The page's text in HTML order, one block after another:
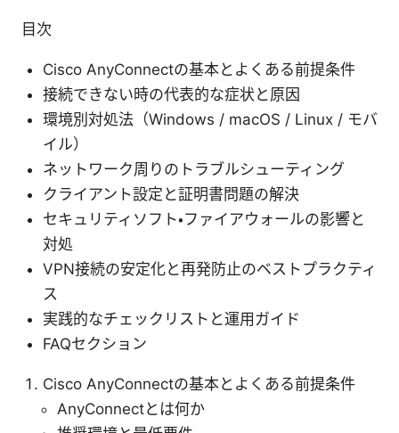
目次
Cisco AnyConnectの基本とよくある前提条件
接続できない時の代表的な症状と原因
環境別対処法（Windows / macOS / Linux / モバ
イル）
ネットワーク周りのトラブルシューティング
クライアント設定と証明書問題の解決
セキュリティソフト・ファイアウォールの影響と
対処
VPN接続の安定化と再発防止のベストプラクティ
ス
実践的なチェックリストと運用ガイド
FAQセクション
Cisco AnyConnectの基本とよくある前提条件
AnyConnectとは何か